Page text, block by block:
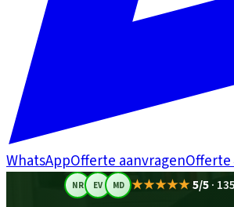
WhatsAppOfferte aanvragenOfferte
NR EV MD ★★★★★5/5·